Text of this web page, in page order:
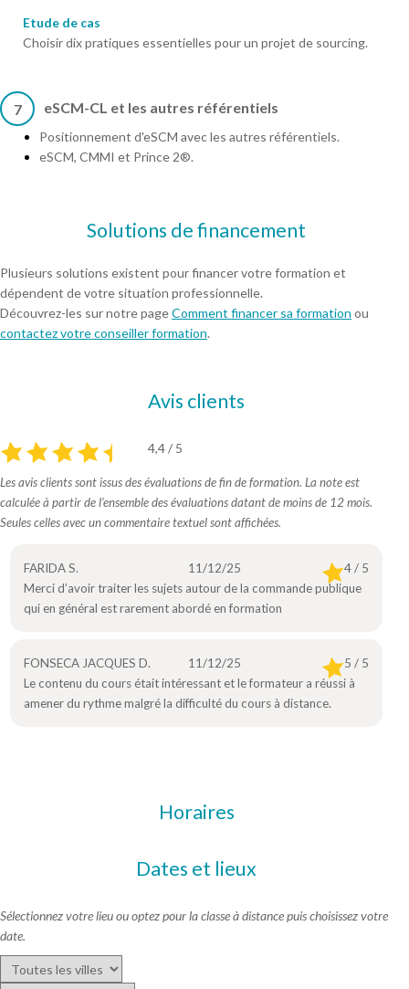
Etude de cas
Choisir dix pratiques essentielles pour un projet de sourcing.
7 eSCM-CL et les autres référentiels
Positionnement d'eSCM avec les autres référentiels.
eSCM, CMMI et Prince 2®.
Solutions de financement
Plusieurs solutions existent pour financer votre formation et
dépendent de votre situation professionnelle.
Découvrez-les sur notre pageComment financer sa formation ou
contactez votre conseiller formation.
Avis clients
4,4 / 5
Les avis clients sont issus des évaluations de fin de formation. La note est
calculée à partir de l’ensemble des évaluations datant de moins de 12 mois.
Seules celles avec un commentaire textuel sont affichées.
FARIDA S. 11/12/25
4 / 5
Merci d’avoir traiter les sujets autour de la commande publique
qui en général est rarement abordé en formation
FONSECA JACQUES D. 11/12/25
5 / 5
Le contenu du cours était intéressant et le formateur a réussi à
amener du rythme malgré la difficulté du cours à distance.
Horaires
Dates et lieux
Sélectionnez votre lieu ou optez pour la classe à distance puis choisissez votre
date.